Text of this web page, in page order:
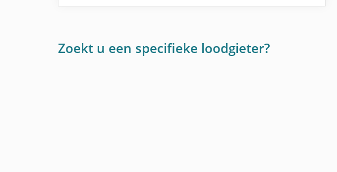
Zoekt u een specifieke loodgieter?